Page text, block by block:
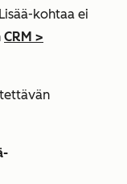
Lisää-kohtaa ei
CRM >